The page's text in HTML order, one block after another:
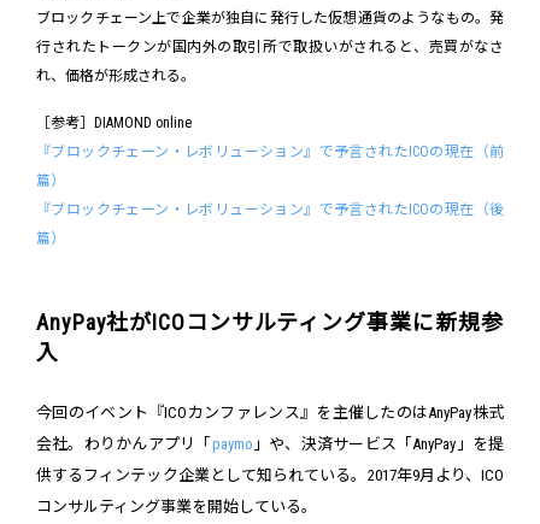
ブロックチェーン上で企業が独自に発行した仮想通貨のようなもの。発
行されたトークンが国内外の取引所で取扱いがされると、売買がなさ
れ、価格が形成される。
［参考］DIAMOND online
『ブロックチェーン・レボリューション』で予言されたICOの現在（前
篇）
『ブロックチェーン・レボリューション』で予言されたICOの現在（後
篇）
AnyPay社がICOコンサルティング事業に新規参
入
今回のイベント『ICOカンファレンス』を主催したのはAnyPay株式
会社。わりかんアプリ「 paymo 」や、決済サービス「AnyPay」を提
供するフィンテック企業として知られている。2017年9月より、ICO
コンサルティング事業を開始している。